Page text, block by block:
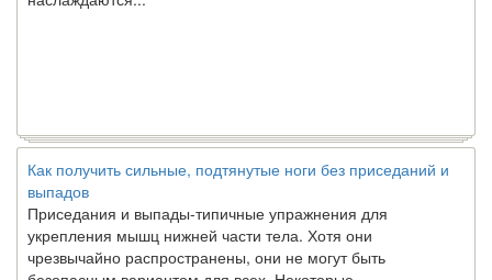
выпадов
Приседания и выпады-типичные упражнения для
укрепления мышц нижней части тела. Хотя они
чрезвычайно распространены, они не могут быть
безопасным вариантом для всех. Некоторые...